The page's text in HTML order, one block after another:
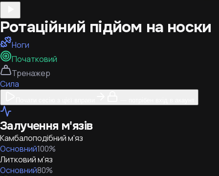
Ротаційний підйом на носки
Ноги
Початковий
Тренажер
Сила
Залучення м'язів
Камбалоподібний м'яз
Основний100%
Литковий м'яз
Основний80%